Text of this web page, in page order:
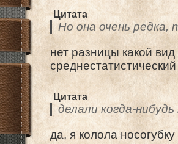
Цитата
Но она очень редка,
нет разницы какой
Цитата
делали когда-
да, я колола